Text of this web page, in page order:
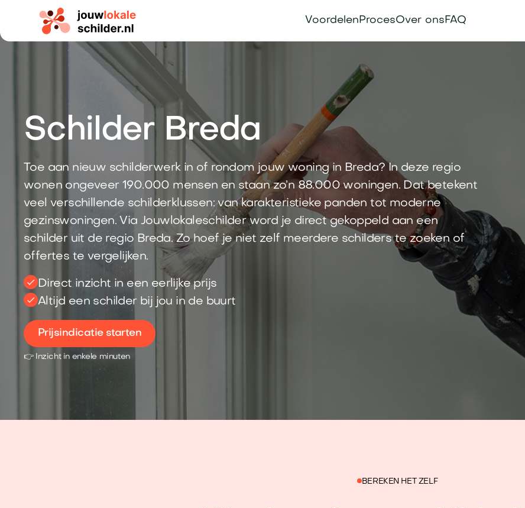
VoordelenProcesOver onsFAQ
Schilder Breda
Toe aan nieuw schilderwerk in of rondom jouw woning in Breda? In deze regio
wonen ongeveer 190.000 mensen en staan zo’n 88.000 woningen. Dat betekent
veel verschillende schilderklussen: van karakteristieke panden tot moderne
gezinswoningen. Via Jouwlokaleschilder word je direct gekoppeld aan een
schilder uit de regio Breda. Zo hoef je niet zelf meerdere schilders te zoeken of
offertes te vergelijken.
Direct inzicht in een eerlijke prijs
Altijd een schilder bij jou in de buurt
Prijsindicatie starten
👉 Inzicht in enkele minuten
BEREKEN HET ZELF